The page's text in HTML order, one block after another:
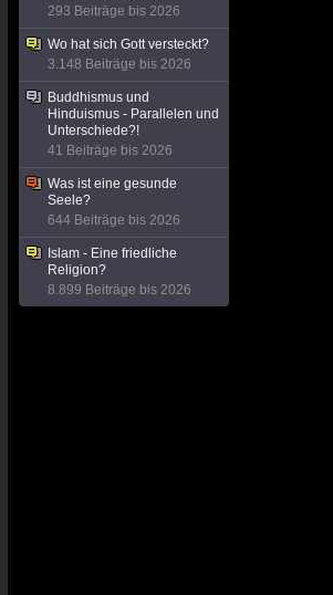
293 Beiträge bis 2026
Wo hat sich Gott versteckt?
3.148 Beiträge bis 2026
Buddhismus und
Hinduismus - Parallelen und
Unterschiede?!
41 Beiträge bis 2026
Was ist eine gesunde
Seele?
644 Beiträge bis 2026
Islam - Eine friedliche
Religion?
8.899 Beiträge bis 2026